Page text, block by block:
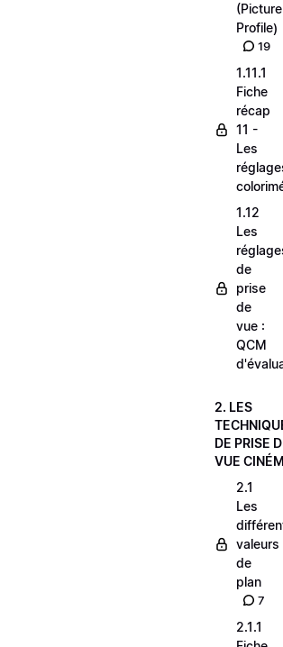
(Picture
Profile)
19
1.11.1
Fiche
récap
11 -
Les
1.12
Les
de
prise
de
vue :
QCM
2. LES
DE PRISE
VUE
2.1
Les
valeurs
de
plan
7
2.1.1